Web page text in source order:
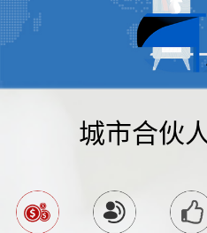
城市合伙